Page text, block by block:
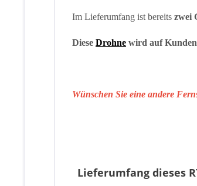
Im Lieferumfang ist bereits zwei
Diese Drohne wird auf
Wünschen Sie eine andere
Lieferumfang dieses